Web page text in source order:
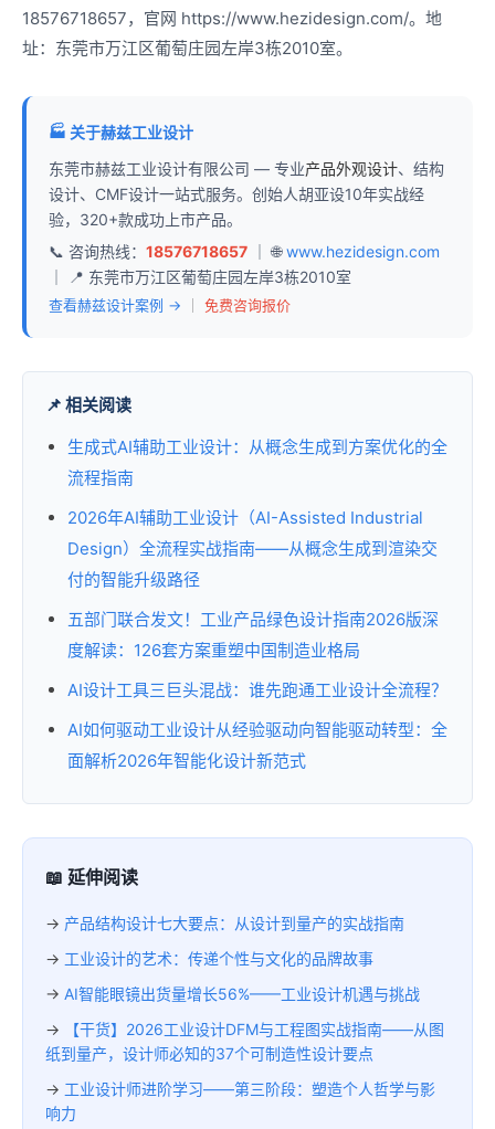
18576718657，官网 https://www.hezidesign.com/。地
址：东莞市万江区葡萄庄园左岸3栋2010室。
🏭 关于赫兹工业设计
东莞市赫兹工业设计有限公司 — 专业产品外观设计、结构
设计、CMF设计一站式服务。创始人胡亚设10年实战经
验，320+款成功上市产品。
📞 咨询热线： 18576718657 ｜ 🌐www.hezidesign.com
｜ 📍 东莞市万江区葡萄庄园左岸3栋2010室
查看赫兹设计案例 → 免费咨询报价
📌 相关阅读
生成式AI辅助工业设计：从概念生成到方案优化的全
流程指南
2026年AI辅助工业设计（AI-Assisted Industrial
Design）全流程实战指南——从概念生成到渲染交
付的智能升级路径
五部门联合发文！工业产品绿色设计指南2026版深
度解读：126套方案重塑中国制造业格局
AI设计工具三巨头混战：谁先跑通工业设计全流程？
AI如何驱动工业设计从经验驱动向智能驱动转型：全
面解析2026年智能化设计新范式
📖 延伸阅读
→ 产品结构设计七大要点：从设计到量产的实战指南
→ 工业设计的艺术：传递个性与文化的品牌故事
→ AI智能眼镜出货量增长56%——工业设计机遇与挑战
→
【干货】2026工业设计DFM与工程图实战指南——从图
纸到量产，设计师必知的37个可制造性设计要点
→ 工业设计师进阶学习——第三阶段：塑造个人哲学与影
响力